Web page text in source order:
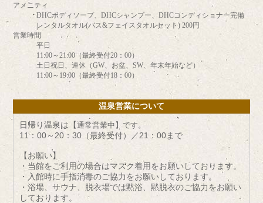
アメニティ
DHCボディソープ、DHCシャンプー、DHCコンディショナー完備
レンタルタオル(バス&フェイスタオルセット) 200円
営業時間
平日
11:00～21:00（最終受付20：00）
土日祝日、連休（GW、お盆、SW、年末年始など）
11:00～19:00（最終受付18：00）
温泉営業について
日帰り温泉は【通常営業中】です。
11：00～20：30（最終受付）／21：00まで
【お願い】
・当館をご利用の場合はマスク着用をお願いしております。
・入館時に手指消毒のご協力をお願いしております。
・浴場、サウナ、脱衣場では黙浴、黙脱衣のご協力をお願い
しております。